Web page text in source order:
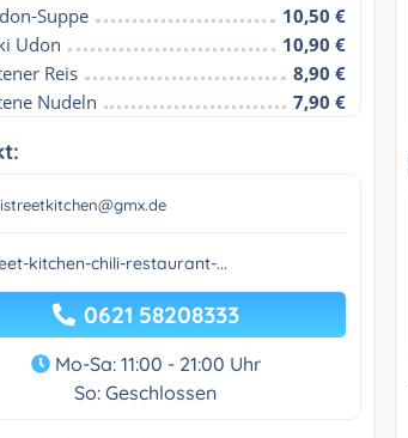
Suppe
10,50 €
Udon
10,90 €
Reis
8,90 €
Nudeln
7,90 €
kitchen-chili-restaurant-...
0621 58208333
Mo-Sa: 11:00 - 21:00 Uhr
So: Geschlossen